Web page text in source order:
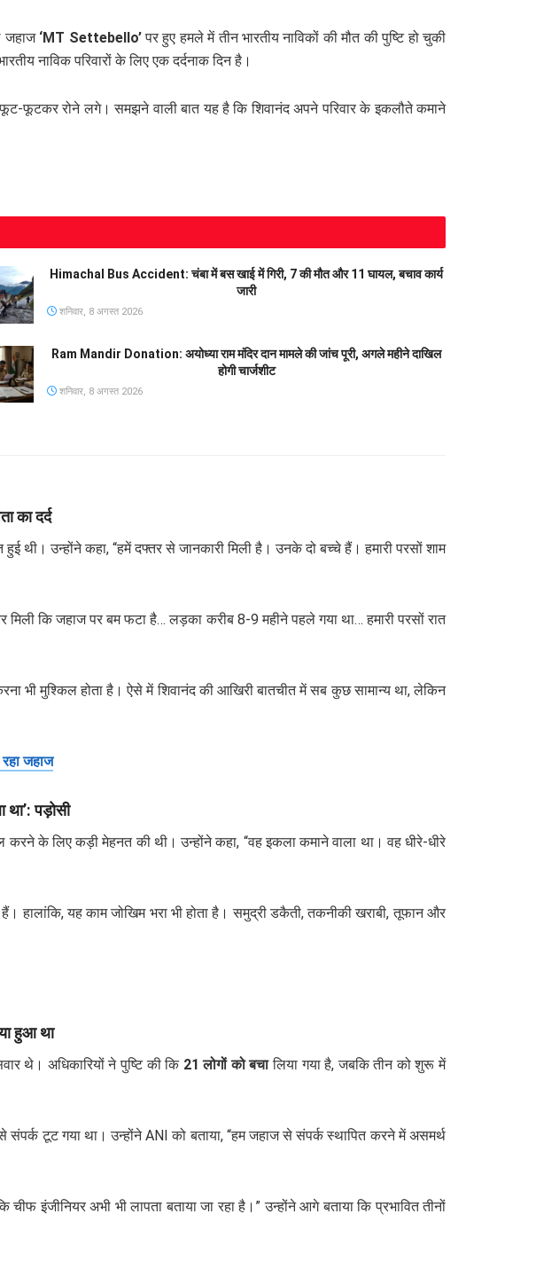
जहाज ‘MT Settebello’पर हुए हमले में तीन भारतीय नाविकों की मौत की पुष्टि हो चुकी
नाविक परिवारों के लिए एक दर्दनाक दिन है।
फूटकर रोने लगे। समझने वाली बात यह है कि शिवानंद अपने परिवार के इकलौते कमाने
Himachal Bus Accident: चंबा में बस खाई में गिरी, 7 की मौत और 11 घायल, बचाव कार्य
जारी
शनिवार, 8 अगस्त 2026
Ram Mandir Donation: अयोध्या राम मंदिर दान मामले की जांच पूरी, अगले महीने दाखिल
होगी चार्जशीट
शनिवार, 8 अगस्त 2026
का दर्द
थी। उन्होंने कहा, “हमें दफ्तर से जानकारी मिली है। उनके दो बच्चे हैं। हमारी परसों शाम
कि जहाज पर बम फटा है… लड़का करीब 8-9 महीने पहले गया था… हमारी परसों रात
भी मुश्किल होता है। ऐसे में शिवानंद की आखिरी बातचीत में सब कुछ सामान्य था, लेकिन
जहाज
था’: पड़ोसी
के लिए कड़ी मेहनत की थी। उन्होंने कहा, “वह इकला कमाने वाला था। वह धीरे-धीरे
हालांकि, यह काम जोखिम भरा भी होता है। समुद्री डकैती, तकनीकी खराबी, तूफान और
हुआ था
थे। अधिकारियों ने पुष्टि की कि 21 लोगों को बचालिया गया है, जबकि तीन को शुरू में
टूट गया था। उन्होंने ANI को बताया, “हम जहाज से संपर्क स्थापित करने में असमर्थ
इंजीनियर अभी भी लापता बताया जा रहा है।” उन्होंने आगे बताया कि प्रभावित तीनों